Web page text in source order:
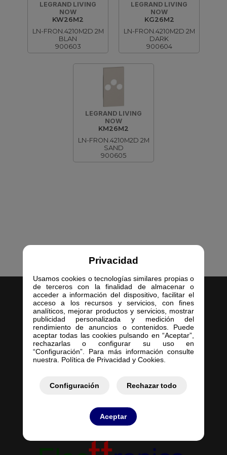
Privacidad
Usamos cookies o tecnologías similares propias o
de terceros con la finalidad de almacenar o
acceder a información del dispositivo, facilitar el
acceso a los recursos y servicios, con fines
analíticos, mejorar productos y servicios, mostrar
publicidad personalizada y medición del
rendimiento de anuncios o contenidos. Puede
aceptar todas las cookies pulsando en “Aceptar”,
rechazarlas o configurar su uso en
“Configuración”. Para más información consulte
nuestra. Política de Privacidad y Cookies.
Configuración Rechazar todo
Aceptar
LEGRAND LIVING
NOW
KW26M2
LN-FRON.4210M2D 2M
BLAN
900603
LEGRAND LIVING
NOW
KG26M2
LN-FRON.4210M2D 2M
DARK
900604
LEGRAND LIVING
NOW
KM26M2
LN-FRON.4210M2D 2M
SAND
900605
Inicio
Empresa
Servicios
Mis Pedidos